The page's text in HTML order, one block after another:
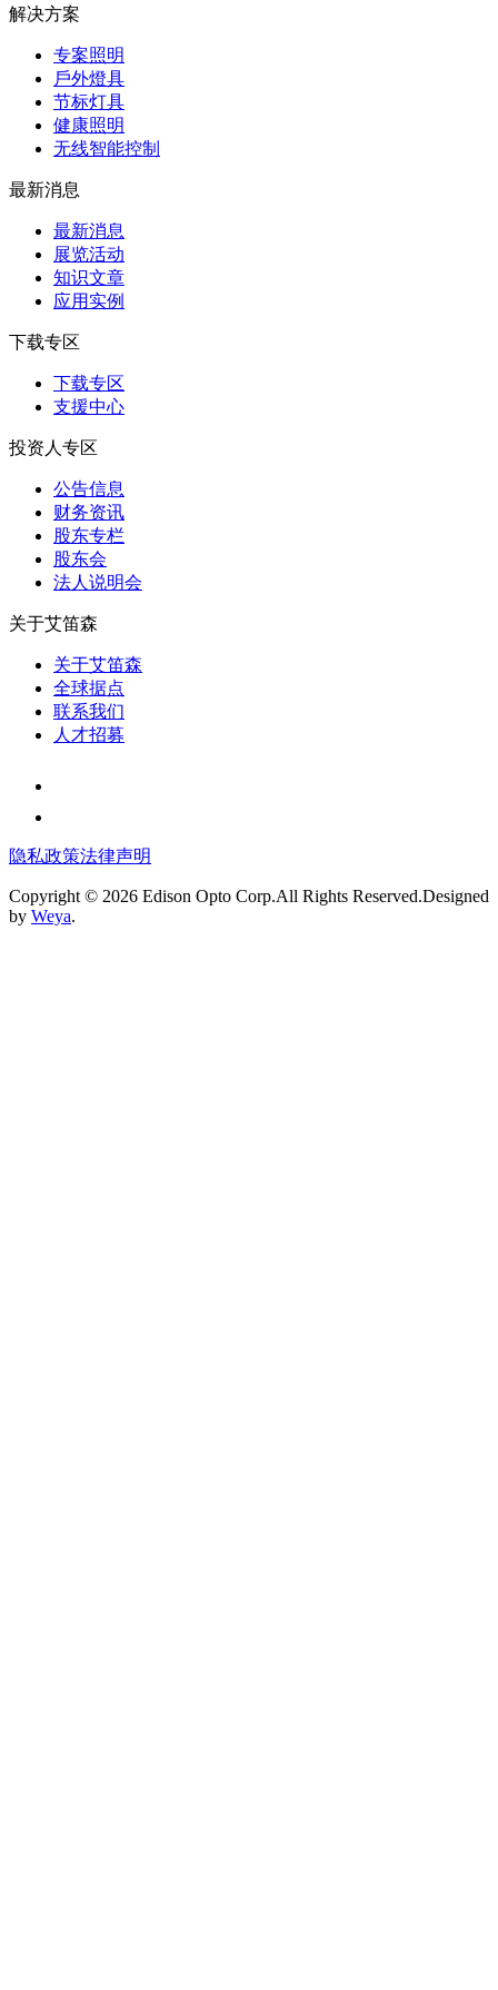
解决方案
专案照明
戶外燈具
节标灯具
健康照明
无线智能控制
最新消息
最新消息
展览活动
知识⽂章
应⽤实例
下载专区
下载专区
支援中心
投资人专区
公告信息
财务资讯
股东专栏
股东会
法⼈说明会
关于艾笛森
关于艾笛森
全球据点
联系我们
人才招募
隐私政策法律声明
Copyright © 2026 Edison Opto Corp.All Rights Reserved.Designed
by Weya.